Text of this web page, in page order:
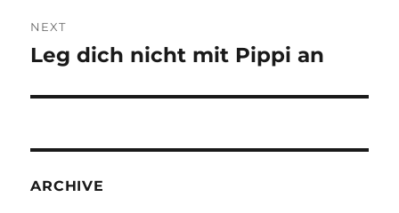
NEXT
Next
Leg dich nicht mit Pippi an
ARCHIVE